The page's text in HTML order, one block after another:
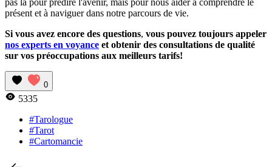
pas là pour prédire l'avenir, mais pour nous aider à comprendre le
présent et à naviguer dans notre parcours de vie.
Si vous avez encore des questions, vous pouvez toujours appeler
nos experts en voyance et obtenir des consultations de qualité
sur vos préoccupations aux meilleurs tarifs!
0
5335
#Tarologue
#Tarot
#Cartomancie